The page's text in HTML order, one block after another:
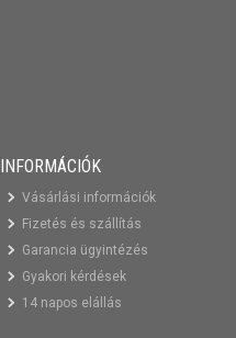
INFORMÁCIÓK
Vásárlási információk
Fizetés és szállítás
Garancia ügyintézés
Gyakori kérdések
14 napos elállás